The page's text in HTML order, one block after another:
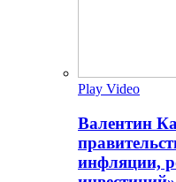
Play Video
Валентин
инфляции,